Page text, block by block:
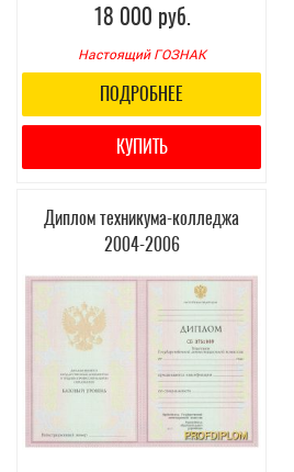
18 000 руб.
Настоящий ГОЗНАК
ПОДРОБНЕЕ
КУПИТЬ
Диплом техникума-колледжа
2004-2006